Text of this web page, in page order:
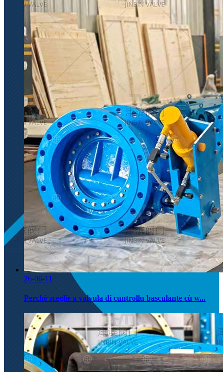
26-06-11
Perchè sceglie a valvula di cuntrollu basculante cù w...